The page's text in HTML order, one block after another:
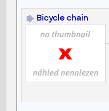
Bicycle chain